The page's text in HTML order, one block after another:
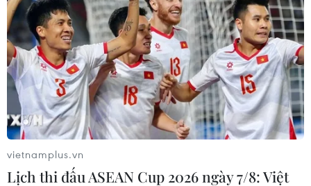
vietnamplus.vn
Lịch thi đấu ASEAN Cup 2026 ngày 7/8: Việt